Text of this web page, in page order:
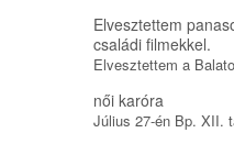
Elvesztettem
családi filmekkel.
Elvesztettem a
női karóra
Július 27-én Bp. XII.